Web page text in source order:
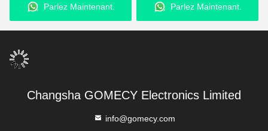
rides et lifting
Parlez Maintenant.
Tightening And
Pigmentation Therapy
Parlez Maintenant.
Changsha GOMECY Electronics Limited
info@gomecy.com